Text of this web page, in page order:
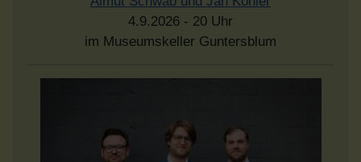
4.9.2026 - 20 Uhr
im Museumskeller Guntersblum